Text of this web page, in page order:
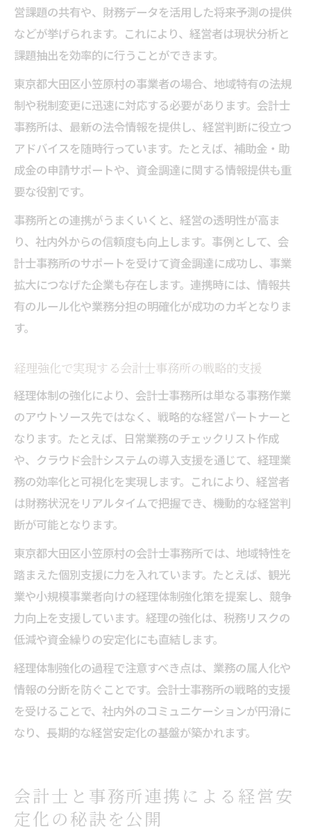
営課題の共有や、財務データを活用した将来予測の提供
などが挙げられます。これにより、経営者は現状分析と
課題抽出を効率的に行うことができます。
東京都大田区小笠原村の事業者の場合、地域特有の法規
制や税制変更に迅速に対応する必要があります。会計士
事務所は、最新の法令情報を提供し、経営判断に役立つ
アドバイスを随時行っています。たとえば、補助金・助
成金の申請サポートや、資金調達に関する情報提供も重
要な役割です。
事務所との連携がうまくいくと、経営の透明性が高ま
り、社内外からの信頼度も向上します。事例として、会
計士事務所のサポートを受けて資金調達に成功し、事業
拡大につなげた企業も存在します。連携時には、情報共
有のルール化や業務分担の明確化が成功のカギとなりま
す。
経理強化で実現する会計士事務所の戦略的支援
経理体制の強化により、会計士事務所は単なる事務作業
のアウトソース先ではなく、戦略的な経営パートナーと
なります。たとえば、日常業務のチェックリスト作成
や、クラウド会計システムの導入支援を通じて、経理業
務の効率化と可視化を実現します。これにより、経営者
は財務状況をリアルタイムで把握でき、機動的な経営判
断が可能となります。
東京都大田区小笠原村の会計士事務所では、地域特性を
踏まえた個別支援に力を入れています。たとえば、観光
業や小規模事業者向けの経理体制強化策を提案し、競争
力向上を支援しています。経理の強化は、税務リスクの
低減や資金繰りの安定化にも直結します。
経理体制強化の過程で注意すべき点は、業務の属人化や
情報の分断を防ぐことです。会計士事務所の戦略的支援
を受けることで、社内外のコミュニケーションが円滑に
なり、長期的な経営安定化の基盤が築かれます。
会計士と事務所連携による経営安
定化の秘訣を公開